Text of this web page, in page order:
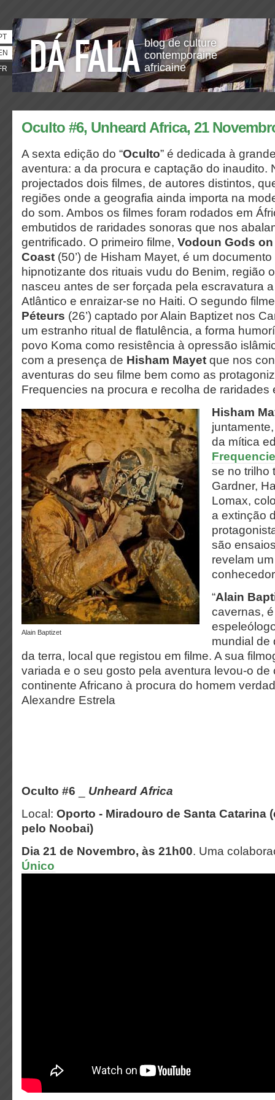
blog de culture
contemporaine
africaine
Oculto #6, Unheard Africa, 21
A sexta edição do “Oculto” é dedicada à
aventura: a da procura e captação do inaudito.
projectados dois filmes, de autores distintos,
regiões onde a geografia ainda importa na
do som. Ambos os filmes foram rodados em
embutidos de raridades sonoras que nos
gentrificado. O primeiro filme, Vodoun Gods
Coast (50’) de Hisham Mayet, é um
hipnotizante dos rituais vudu do Benim, região
nasceu antes de ser forçada pela escravatura
Atlântico e enraizar-se no Haiti. O segundo
Péteurs (26’) captado por Alain Baptizet nos
um estranho ritual de flatulência, a forma
povo Koma como resistência à opressão
com a presença de Hisham Mayet que nos
aventuras do seu filme bem como as
Frequencies na procura e recolha de raridades
Alain Baptizet
Hisham
da mítica
se no trilho
Gardner,
Lomax,
a extinção
são
revelam
“Alain
cavernas,
mundial de
da terra, local que registou em filme. A sua
variada e o seu gosto pela aventura levou-o de
continente Africano à procura do homem
Alexandre Estrela
Oculto #6
Unheard Africa
Local: Oporto - Miradouro de Santa Catarina
pelo Noobai)
Dia 21 de Novembro, às 21h00. Uma
Único